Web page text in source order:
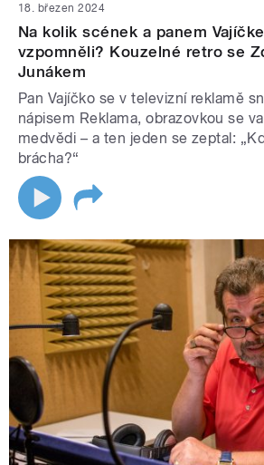
18. březen 2024
Na kolik scének a panem
vzpomněli? Kouzelné retro se
Junákem
Pan Vajíčko se v televizní reklamě
nápisem Reklama, obrazovkou se
medvědi – a ten jeden se zeptal:
brácha?“